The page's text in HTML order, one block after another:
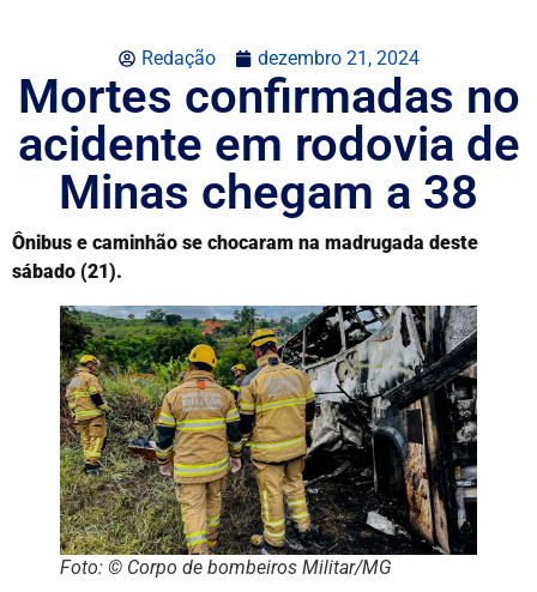
Redação dezembro 21, 2024
Mortes confirmadas no
acidente em rodovia de
Minas chegam a 38
Ônibus e caminhão se chocaram na madrugada deste
sábado (21).
Foto: © Corpo de bombeiros Militar/MG